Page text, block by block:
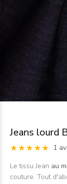
Jeans lourd
1
Le tissu Jean au
couture. Tout